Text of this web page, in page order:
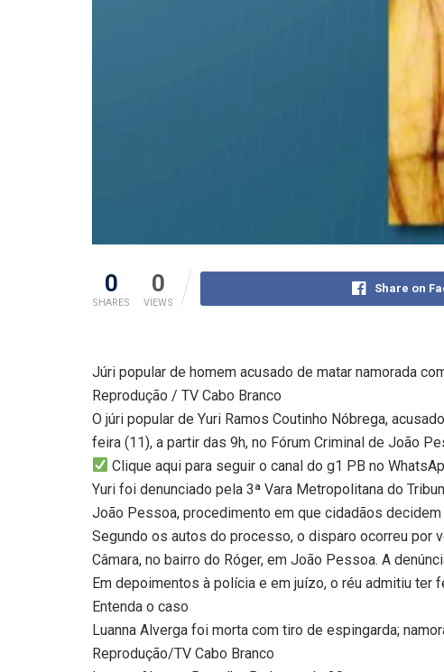
0
SHARES
0
VIEWS
Share on
Júri popular de homem acusado de matar namorada
Reprodução / TV Cabo Branco
O júri popular de Yuri Ramos Coutinho Nóbrega,
feira (11), a partir das 9h, no Fórum Criminal de João
Clique aqui para seguir o canal do g1 PB no
Yuri foi denunciado pela 3ª Vara Metropolitana do
João Pessoa, procedimento em que cidadãos
Segundo os autos do processo, o disparo ocorreu por
Câmara, no bairro do Róger, em João Pessoa. A
Em depoimentos à polícia e em juízo, o réu admitiu ter
Entenda o caso
Luanna Alverga foi morta com tiro de espingarda;
Reprodução/TV Cabo Branco